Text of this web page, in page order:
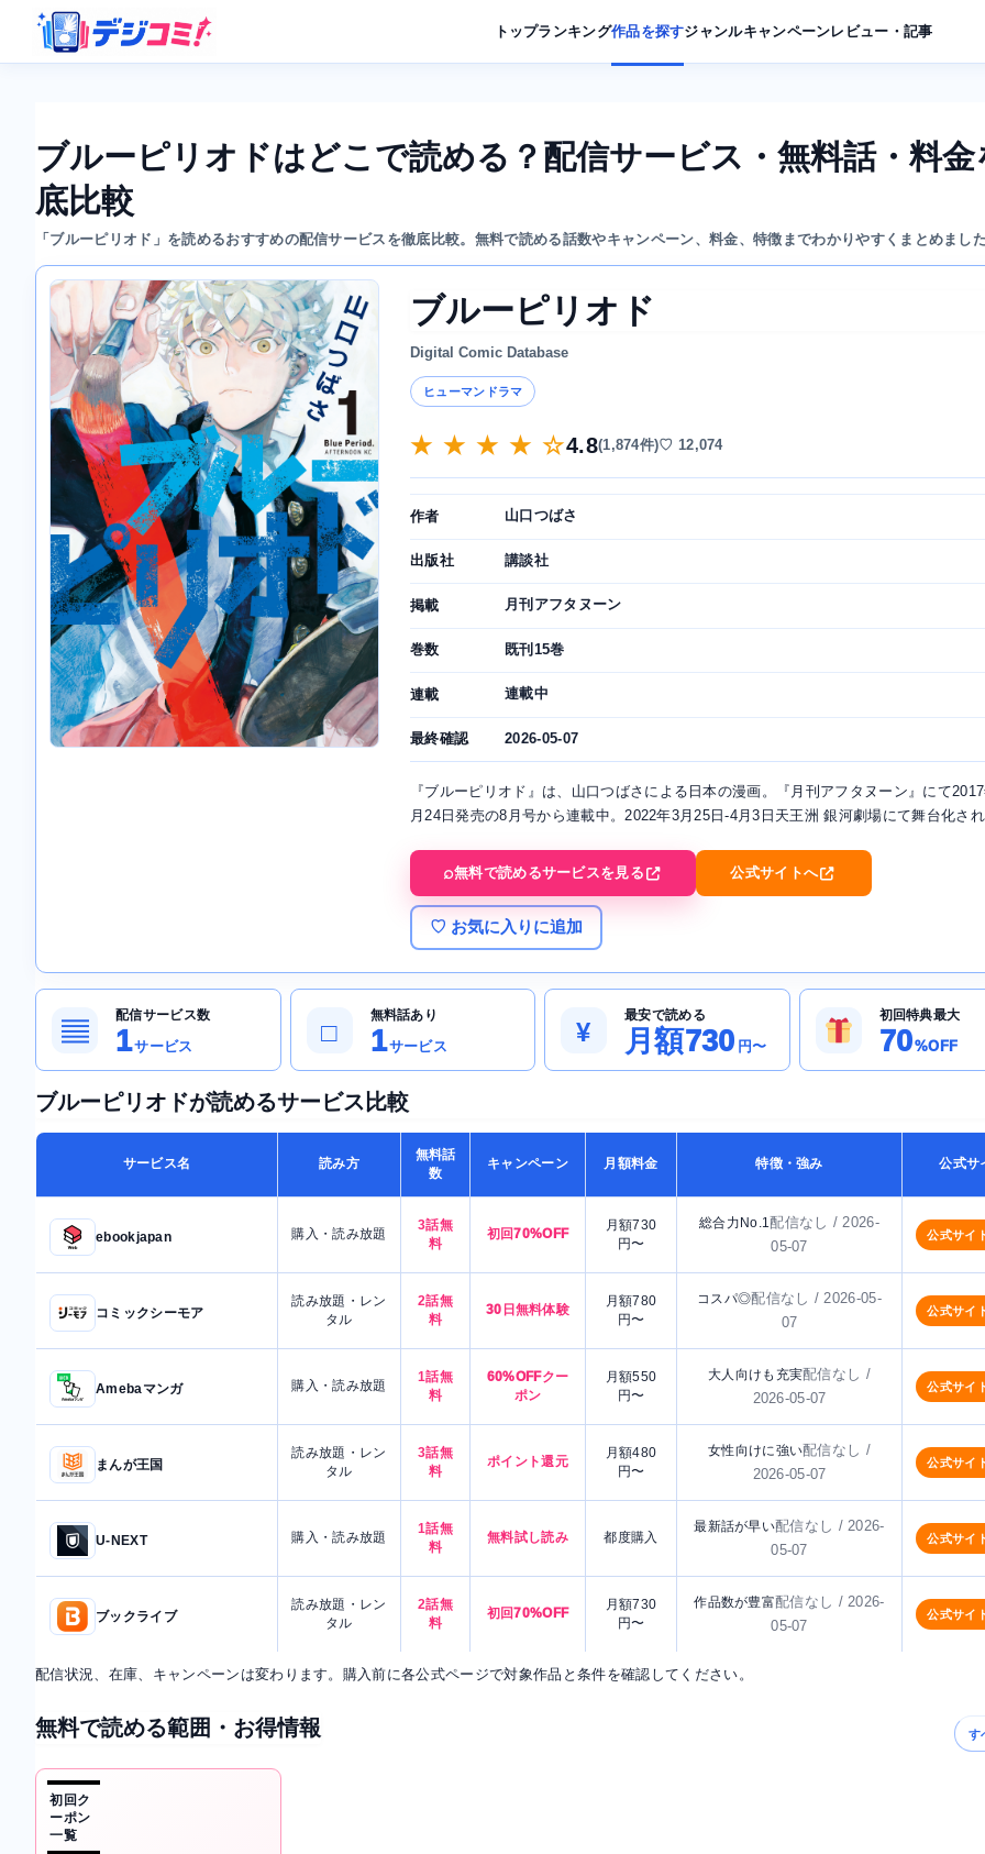
トップランキング作品を探すジャンルキャンペーンレビュー・記事
ブルーピリオドはどこで読める？配信サービス・無料話・料金
底比較
「ブルーピリオド」を読めるおすすめの配信サービスを徹底比較。無料で読める話数やキャンペーン、料金、特徴までわかりやすくまとめまし
ブルーピリオド
Digital Comic Database
ヒューマンドラマ
★ ★ ★ ★ ☆4.8(1,874件)♡ 12,074
作者 山口つばさ
出版社 講談社
掲載 月刊アフタヌーン
巻数 既刊15巻
連載 連載中
最終確認 2026-05-07
『ブルーピリオド』は、山口つばさによる日本の漫画。『月刊アフタヌーン』にて
月24日発売の8月号から連載中。2022年3月25日-4月3日天王洲 銀河劇場にて舞台化さ
無料で読めるサービスを見る 公式サイトへ
♡ お気に入りに追加
▤
配信サービス数
1サービス □
無料話あり
1サービス ¥
最安で読める
月額730 円〜
初回特典最大
70%OFF
ブルーピリオドが読めるサービス比較
サービス名 読み方
無料話
数
キャンペーン 月額料金 特徴・強み 公式サ
ebookjapan 購入・読み放題
3話無
料
初回70%OFF
月額730
円〜
総合力No.1配信なし / 2026-
05-07
公式サイ
コミックシーモア
読み放題・レン
タル
2話無
料
30日無料体験
月額780
円〜
コスパ◎配信なし / 2026-05-
07
公式サイ
Amebaマンガ 購入・読み放題
1話無
料
60%OFFクー
ポン
月額550
円〜
大人向けも充実配信なし /
2026-05-07
公式サイ
まんが王国
読み放題・レン
タル
3話無
料
ポイント還元
月額480
円〜
女性向けに強い配信なし /
2026-05-07
公式サイ
U-NEXT 購入・読み放題
1話無
料
無料試し読み 都度購入
最新話が早い配信なし / 2026-
05-07
公式サイ
ブックライブ
読み放題・レン
タル
2話無
料
初回70%OFF
月額730
円〜
作品数が豊富配信なし / 2026-
05-07
公式サイ
配信状況、在庫、キャンペーンは変わります。購入前に各公式ページで対象作品と条件を確認してください。
無料で読める範囲・お得情報 す
初回ク
ーポン
一覧